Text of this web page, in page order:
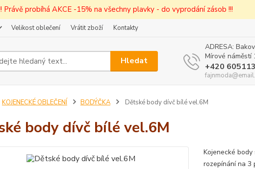
Právě probíhá AKCE -15% na všechny plavky - do vyprodání zásob !!!
Velikost oblečení Vrátit zboží Kontakty
Hledat
ADRESA:
Mírové náměstí
+420
KOJENECKÉ OBLEČENÍ BODÝČKA Dětské body dívč bílé vel.6M
body dívč bílé vel.6M
Kojenecké
rozepínání na 3